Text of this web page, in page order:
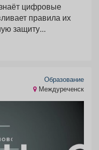
цифровые
правила их
защиту...
Образование
Междуреченск